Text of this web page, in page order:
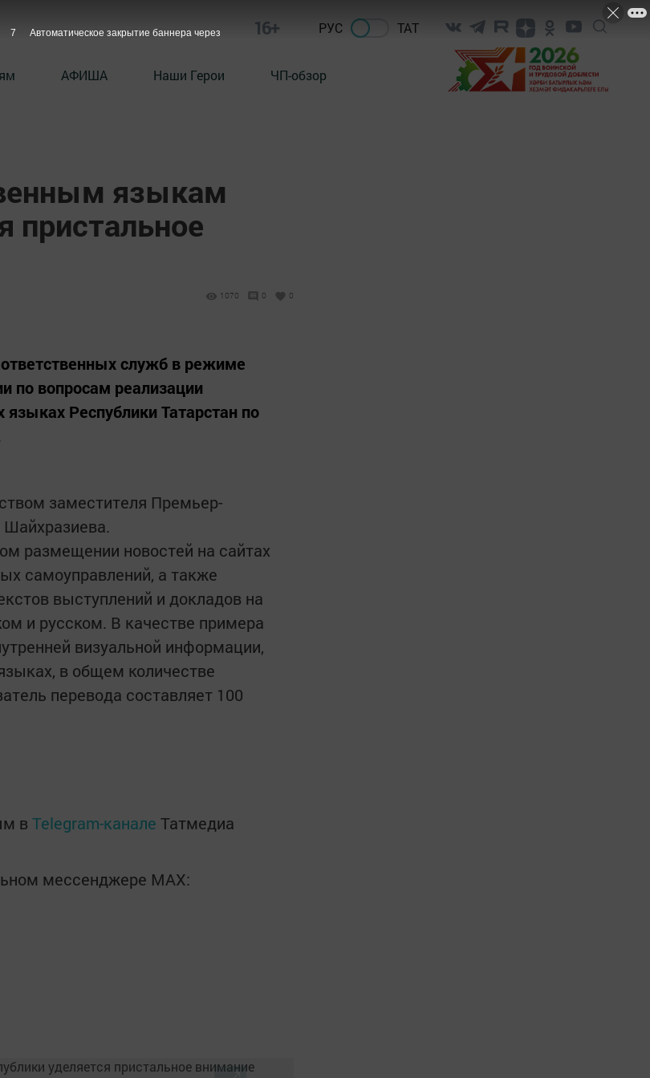
16+ РУС ТАТ
АФИША Наши Герои ЧП-обзор
языкам
пристальное
1070 0 0
служб в режиме
по вопросам реализации
Республики Татарстан по
заместителя Премьер-
Шайхразиева.
размещении новостей на сайтах
самоуправлений, а также
выступлений и докладов на
и русском. В качестве примера
визуальной информации,
в общем количестве
перевода составляет 100
в Telegram-канале Татмедиа
мессенджере MАХ:
6 Автоматическое закрытие баннера через